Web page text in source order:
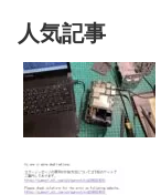
人気記事